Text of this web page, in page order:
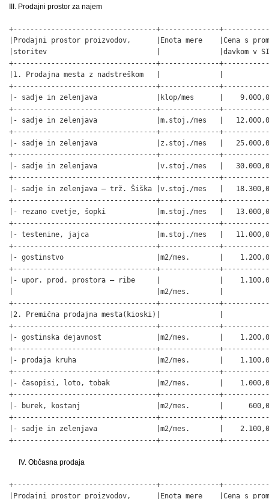
III. Prodajni prostor za najem
+----------------------------------+--------------
|Prodajni prostor proizvodov,      |Enota mere    |Cena s
|storitev                          |              |davkom v
+----------------------------------+--------------
|1. Prodajna mesta z nadstreškom   |              |
+----------------------------------+--------------
|- sadje in zelenjava              |klop/mes      |
+----------------------------------+--------------
|- sadje in zelenjava              |m.stoj./mes   |
+----------------------------------+--------------
|- sadje in zelenjava              |z.stoj./mes   |
+----------------------------------+--------------
|- sadje in zelenjava              |v.stoj./mes   |
+----------------------------------+--------------
|- sadje in zelenjava – trž. Šiška |v.stoj./mes   |
+----------------------------------+--------------
|- rezano cvetje, šopki            |m.stoj./mes   |
+----------------------------------+--------------
|- testenine, jajca                |m.stoj./mes   |
+----------------------------------+--------------
|- gostinstvo                      |m2/mes.       |
+----------------------------------+--------------
|- upor. prod. prostora – ribe     |              |
|                                  |m2/mes.       |
+----------------------------------+--------------
|2. Premična prodajna mesta(kioski)|              |
+----------------------------------+--------------
|- gostinska dejavnost             |m2/mes.       |
+----------------------------------+--------------
|- prodaja kruha                   |m2/mes.       |
+----------------------------------+--------------
|- časopisi, loto, tobak           |m2/mes.       |
+----------------------------------+--------------
|- burek, kostanj                  |m2/mes.       |
+----------------------------------+--------------
|- sadje in zelenjava              |m2/mes.       |
+----------------------------------+--------------
IV. Občasna prodaja
+----------------------------------+--------------
|Prodajni prostor proizvodov,      |Enota mere    |Cena s